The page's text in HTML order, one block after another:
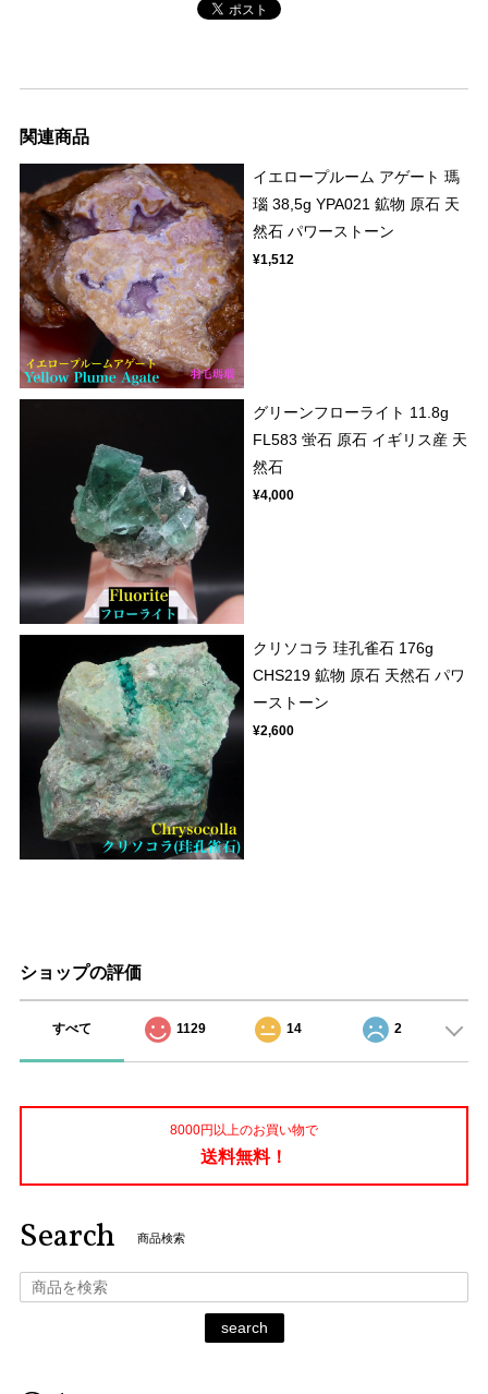
関連商品
イエロープルーム アゲート 瑪
瑙 38,5g YPA021 鉱物 原石 天
然石 パワーストーン
¥1,512
グリーンフローライト 11.8g
FL583 蛍石 原石 イギリス産 天
然石
¥4,000
クリソコラ 珪孔雀石 176g
CHS219 鉱物 原石 天然石 パワ
ーストーン
¥2,600
ショップの評価
すべて 1129 14 2
8000円以上のお買い物で
送料無料！
Search 商品検索
search